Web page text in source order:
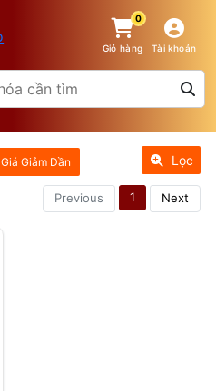
0
Giỏ hàng Tài khoản
Giá Giảm Dần Lọc
Previous 1 Next